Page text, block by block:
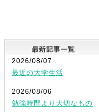
2026/08/07
最近の大学生活
2026/08/06
勉強時間より大切なもの